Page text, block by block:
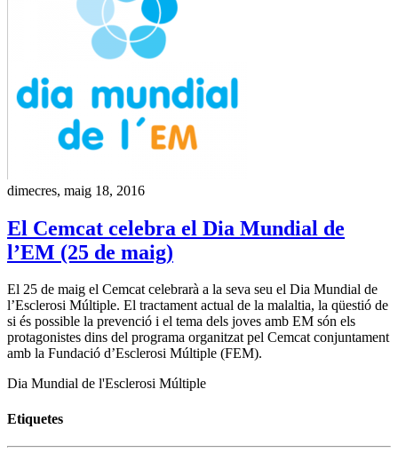
dimecres, maig 18, 2016
El Cemcat celebra el Dia Mundial de
l’EM (25 de maig)
El 25 de maig el Cemcat celebrarà a la seva seu el Dia Mundial de
l’Esclerosi Múltiple. El tractament actual de la malaltia, la qüestió de
si és possible la prevenció i el tema dels joves amb EM són els
protagonistes dins del programa organitzat pel Cemcat conjuntament
amb la Fundació d’Esclerosi Múltiple (FEM).
Dia Mundial de l'Esclerosi Múltiple
Etiquetes